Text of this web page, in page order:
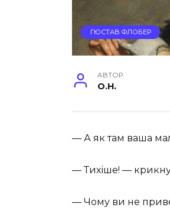
ГЮСТАВ ФЛОБЕР
АВТОР
O.H.
— А як там ваша
— Тихіше! —
— Чому ви не